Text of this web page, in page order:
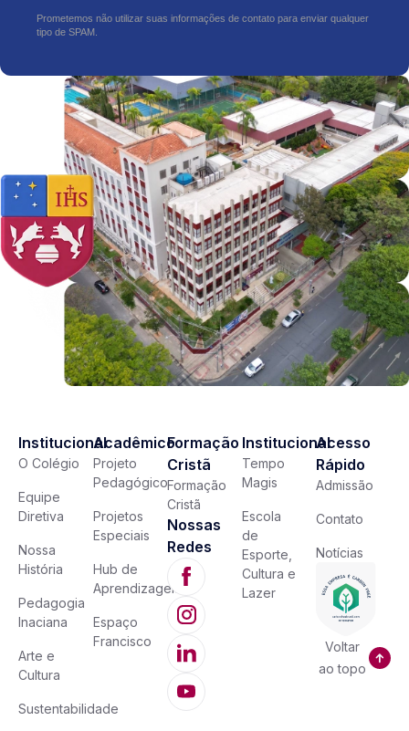
Prometemos não utilizar suas informações de contato para enviar qualquer
tipo de SPAM.
Institucional
O Colégio
Equipe
Diretiva
Nossa
História
Pedagogia
Inaciana
Arte e
Cultura
Sustentabilidade
Acadêmico
Projeto
Pedagógico
Projetos
Especiais
Hub de
Aprendizagem
Espaço
Francisco
Formação
Cristã
Formação
Cristã
Nossas
Redes
Institucional
Tempo
Magis
Escola
de
Esporte,
Cultura e
Lazer
Acesso
Rápido
Admissão
Contato
Notícias
Voltar
ao topo